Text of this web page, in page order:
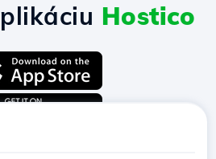
Hostico